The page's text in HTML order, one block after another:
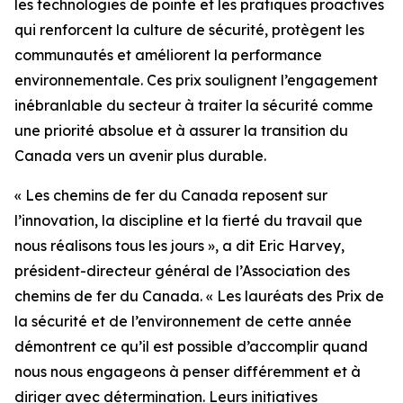
les technologies de pointe et les pratiques proactives
qui renforcent la culture de sécurité, protègent les
communautés et améliorent la performance
environnementale. Ces prix soulignent l’engagement
inébranlable du secteur à traiter la sécurité comme
une priorité absolue et à assurer la transition du
Canada vers un avenir plus durable.
« Les chemins de fer du Canada reposent sur
l’innovation, la discipline et la fierté du travail que
nous réalisons tous les jours », a dit Eric Harvey,
président-directeur général de l’Association des
chemins de fer du Canada. « Les lauréats des Prix de
la sécurité et de l’environnement de cette année
démontrent ce qu’il est possible d’accomplir quand
nous nous engageons à penser différemment et à
diriger avec détermination. Leurs initiatives